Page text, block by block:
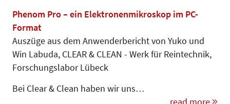
Phenom Pro – ein Elektronenmikroskop im PC-
Format
Auszüge aus dem Anwenderbericht von Yuko und
Win Labuda, CLEAR & CLEAN - Werk für Reintechnik,
Forschungslabor Lübeck
Bei Clear & Clean haben wir uns…